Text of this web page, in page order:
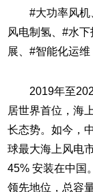
环境保护
#大功率风机
风电制氢、#水
展、#智能化运维
2019年至2021
居世界首位，海
长态势。如今，
球最大海上风电
45% 安装在中国
领先地位，总容